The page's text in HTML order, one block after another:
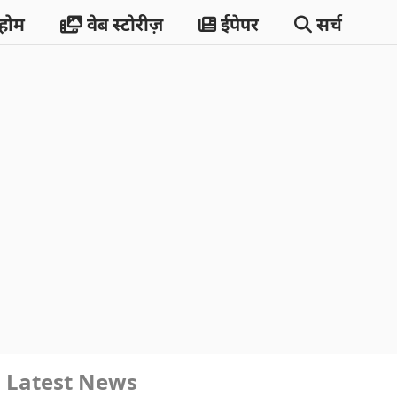
वेब स्टोरीज़ ईपेपर सर्च
Latest News